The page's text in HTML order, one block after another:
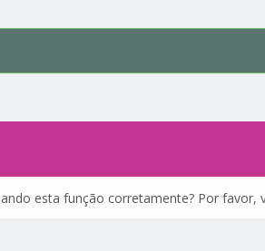
esta função corretamente? Por